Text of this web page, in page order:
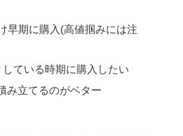
早期に購入(高値掴みには注
ている時期に購入したい
み立てるのがベター